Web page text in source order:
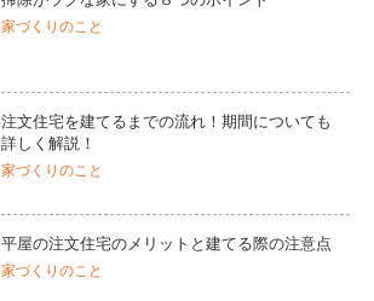
家づくりのこと
注文住宅を建てるまでの流れ！期間についても
詳しく解説！
家づくりのこと
平屋の注文住宅のメリットと建てる際の注意点
家づくりのこと